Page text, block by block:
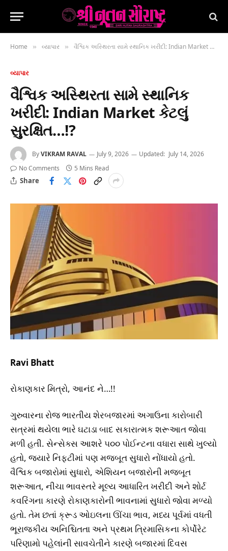
Home » વ્યાપાર » વૈશ્વિક અસ્થિરતા સામે સ્થાનિક ખરીદી: Indian Market કેટલું સુરક્ષિત…!?
વ્યાપાર
વૈશ્વિક અસ્થિરતા સામે સ્થાનિક
ખરીદી: Indian Market કેટલું
સુરક્ષિત…!?
ByVIKRAM RAVAL July 9, 2026 Updated: July 14, 2026
No Comments
5 Mins Read
Share
Ravi Bhatt
રોકાણકાર મિત્રો, આનંદ ને…!!
ગુરુવારના રોજ ભારતીય શેરબજારમાં અગાઉના કારોબારી
સત્રમાં થયેલા ભારે ઘટાડા બાદ સકારાત્મક શરૂઆત જોવા
મળી હતી. સેન્સેક્સ આશરે ૫૦૦ પોઈન્ટના વધારા સાથે ખુલ્યો
હતો, જ્યારે નિફ્ટીમાં પણ મજબૂત સુધારો નોંધાયો હતો.
વૈશ્વિક બજારોમાં સુધારો, એશિયન બજારોની મજબૂત
શરૂઆત, નીચા ભાવસ્તરે મૂલ્ય આધારિત ખરીદી અને શોર્ટ
કવરિંગના કારણે રોકાણકારોની ભાવનામાં સુધારો જોવા મળ્યો
હતો. તેમ છતાં ક્રૂડ ઓઇલના ઊંચા ભાવ, મધ્ય પૂર્વમાં વધતી
ભૂરાજકીય અનિશ્ચિતતા અને પ્રથમ ત્રિમાસિકના કોર્પોરેટ
પરિણામો પહેલાંની સાવચેતીને કારણે બજારમાં દિવસ